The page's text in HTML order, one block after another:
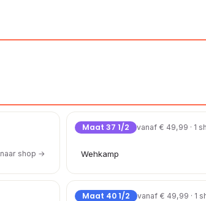
naar shop →
Maat 37 1/2 vanaf € 49,99 · 1
Wehkamp
Maat 40 1/2 vanaf € 49,99 · 1